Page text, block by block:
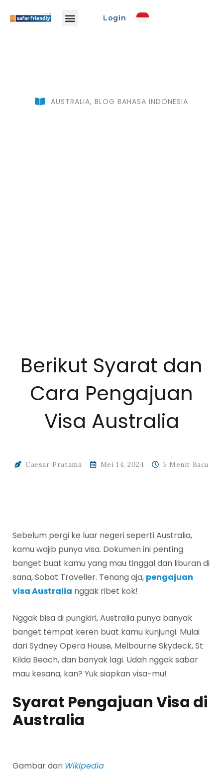
Login
AUSTRALIA, BLOG BAHASA INDONESIA
Berikut Syarat dan
Cara Pengajuan
Visa Australia
Caesar Pratama Mei 14, 2024 5 Menit Baca
Sebelum pergi ke luar negeri seperti Australia,
kamu wajib punya visa. Dokumen ini penting
banget buat kamu yang mau tinggal dan liburan di
sana, Sobat Traveller. Tenang aja, pengajuan
visa Australia nggak ribet kok!
Nggak bisa di pungkiri, Australia punya banyak
banget tempat keren buat kamu kunjungi. Mulai
dari Sydney Opera House, Melbourne Skydeck, St
Kilda Beach, dan banyak lagi. Udah nggak sabar
mau kesana, kan? Yuk siapkan visa-mu!
Syarat Pengajuan Visa di
Australia
Gambar dari Wikipedia